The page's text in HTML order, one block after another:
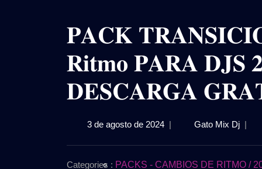
𝐏𝐀𝐂𝐊
𝐑𝐢𝐭𝐦𝐨 𝐏𝐀𝐑𝐀 𝐃𝐉𝐒
𝐃𝐄𝐒𝐂𝐀𝐑𝐆𝐀
3 de agosto de 20243
de
| Gato Mix Dj𝐏𝐀𝐂𝐊
𝐃𝐞
|
Categories : PACKS - CAMBIOS DE RITMO /